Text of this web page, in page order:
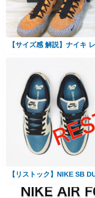
【サイズ感 解説】ナイキ
【リストック】NIKE SB